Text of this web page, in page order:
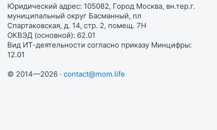
Юридический адрес: 105082, Город Москва, вн.тер.г.
муниципальный округ Басманный, пл
Спартаковская, д. 14, стр. 2, помещ. 7Н
ОКВЭД (основной): 62.01
Вид ИТ-деятельности согласно приказу Минцифры:
12.01
© 2014—2026 · contact@mom.life